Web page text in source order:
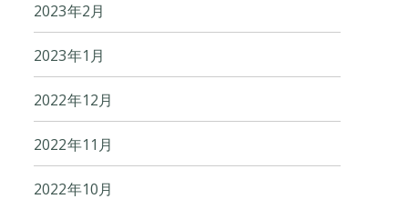
2023年2月
2023年1月
2022年12月
2022年11月
2022年10月